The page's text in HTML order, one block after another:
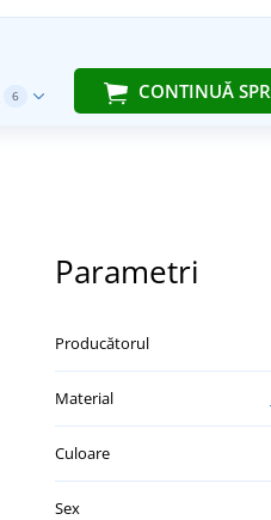
CONTINUĂ
6
Parametri
Producătorul
Material
Culoare
Sex